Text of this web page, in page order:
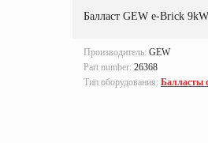
Балласт GEW e-Brick 9kW
Производитель: GEW
Part number: 26368
Тип оборудования: Балласты